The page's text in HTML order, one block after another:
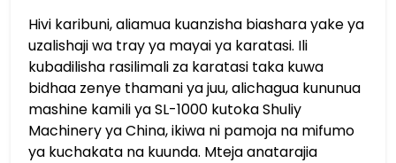
Hivi karibuni, aliamua kuanzisha biashara yake ya
uzalishaji wa tray ya mayai ya karatasi. Ili
kubadilisha rasilimali za karatasi taka kuwa
bidhaa zenye thamani ya juu, alichagua kununua
mashine kamili ya SL-1000 kutoka Shuliy
Machinery ya China, ikiwa ni pamoja na mifumo
ya kuchakata na kuunda. Mteja anatarajia